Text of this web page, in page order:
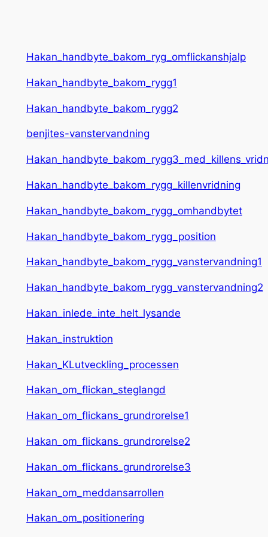
Hakan_handbyte_bakom_ryg_omflickanshjalp
Hakan_handbyte_bakom_rygg1
Hakan_handbyte_bakom_rygg2
benjites-vanstervandning
Hakan_handbyte_bakom_rygg_killenvridning
Hakan_handbyte_bakom_rygg_omhandbytet
Hakan_handbyte_bakom_rygg_position
Hakan_handbyte_bakom_rygg_vanstervandning1
Hakan_handbyte_bakom_rygg_vanstervandning2
Hakan_inlede_inte_helt_lysande
Hakan_instruktion
Hakan_KLutveckling_processen
Hakan_om_flickan_steglangd
Hakan_om_flickans_grundrorelse1
Hakan_om_flickans_grundrorelse2
Hakan_om_flickans_grundrorelse3
Hakan_om_meddansarrollen
Hakan_om_positionering